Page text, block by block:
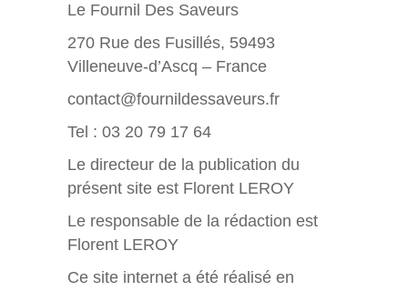
Le Fournil Des Saveurs
270 Rue des Fusillés, 59493
Villeneuve-d’Ascq – France
contact@fournildessaveurs.fr
Tel : 03 20 79 17 64
Le directeur de la publication du
présent site est Florent LEROY
Le responsable de la rédaction est
Florent LEROY
Ce site internet a été réalisé en